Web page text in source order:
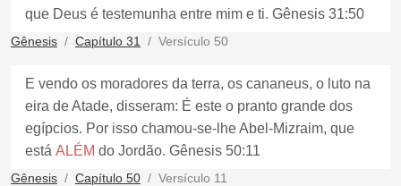
que Deus é testemunha entre mim e ti. Gênesis 31:50
Gênesis Capítulo 31 Versículo 50
E vendo os moradores da terra, os cananeus, o luto na
eira de Atade, disseram: É este o pranto grande dos
egípcios. Por isso chamou-se-lhe Abel-Mizraim, que
está ALÉM do Jordão. Gênesis 50:11
Gênesis Capítulo 50 Versículo 11